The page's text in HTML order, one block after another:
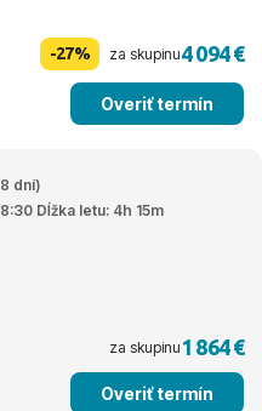
-27% za skupinu4 094 €
Overiť termín
dní)
Dĺžka letu: 4h 15m
za skupinu1 864 €
Overiť termín